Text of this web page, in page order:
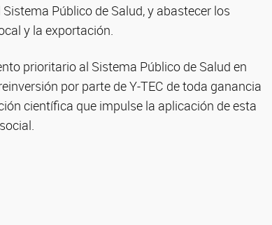
Público de Salud, y abastecer los
y la exportación.
prioritario al Sistema Público de Salud en
por parte de Y-TEC de toda ganancia
científica que impulse la aplicación de esta